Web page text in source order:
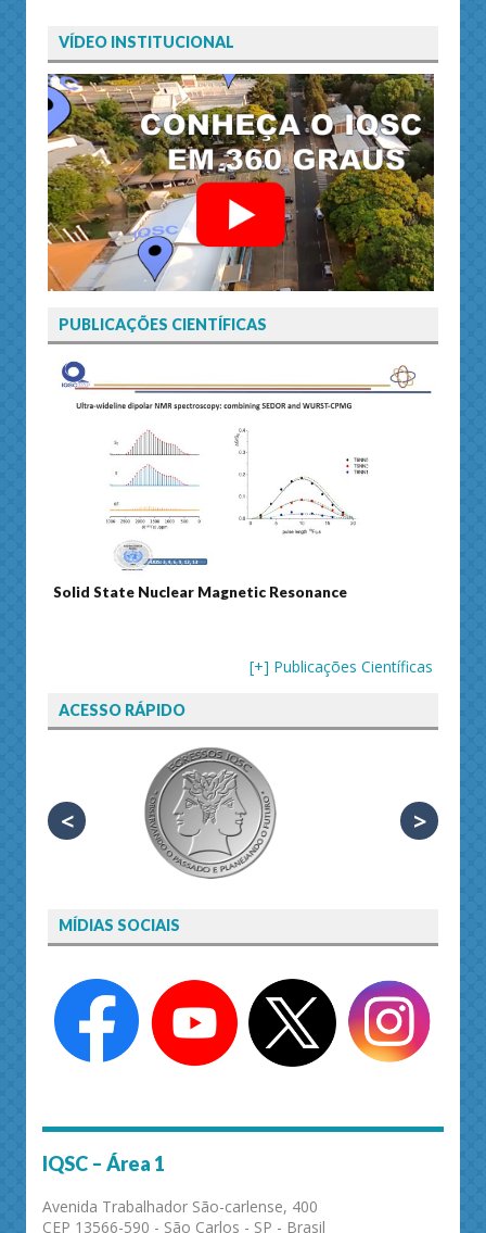
VÍDEO INSTITUCIONAL
PUBLICAÇÕES CIENTÍFICAS
Journal of Separation Science
[+] Publicações Científicas
ACESSO RÁPIDO
< >
MÍDIAS SOCIAIS
IQSC – Área 1
Avenida Trabalhador São-carlense, 400
CEP 13566-590 - São Carlos - SP - Brasil